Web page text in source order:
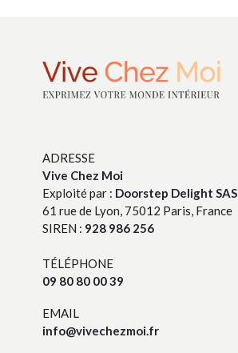
ADRESSE
Vive Chez Moi
Exploité par : Doorstep Delight SAS
61 rue de Lyon, 75012 Paris, France
SIREN : 928 986 256
TÉLÉPHONE
09 80 80 00 39
EMAIL
info@vivechezmoi.fr